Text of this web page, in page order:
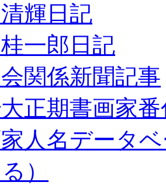
輝日記
一郎日記
関係新聞記事
正期書画家
人名データ
）